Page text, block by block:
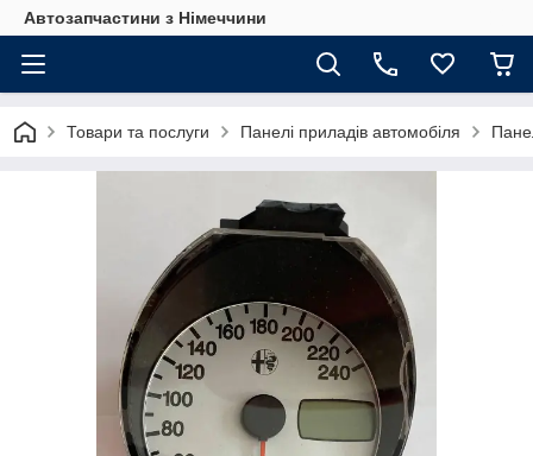
Автозапчастини з Німеччини
Товари та послуги Панелі приладів автомобіля